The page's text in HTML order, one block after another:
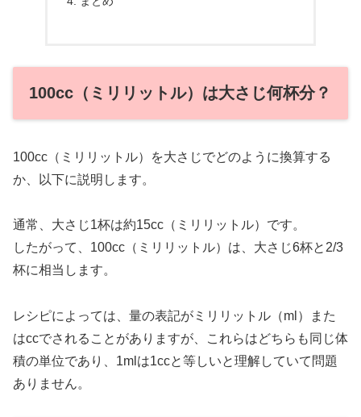
100cc（ミリリットル）は大さじ何杯分？
100cc（ミリリットル）を大さじでどのように換算する
か、以下に説明します。
通常、大さじ1杯は約15cc（ミリリットル）です。
したがって、100cc（ミリリットル）は、大さじ6杯と2/3
杯に相当します。
レシピによっては、量の表記がミリリットル（ml）また
はccでされることがありますが、これらはどちらも同じ体
積の単位であり、1mlは1ccと等しいと理解していて問題
ありません。